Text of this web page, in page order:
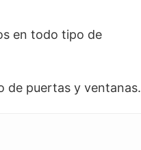
en todo tipo de
de puertas y ventanas.